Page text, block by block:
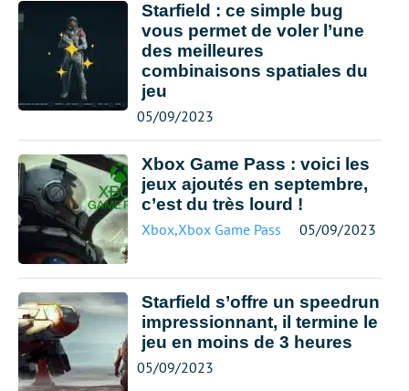
Starfield : ce simple bug
vous permet de voler l’une
des meilleures
combinaisons spatiales du
jeu
05/09/2023
Xbox Game Pass : voici les
jeux ajoutés en septembre,
c’est du très lourd !
Xbox,Xbox Game Pass 05/09/2023
Starfield s’offre un speedrun
impressionnant, il termine le
jeu en moins de 3 heures
05/09/2023